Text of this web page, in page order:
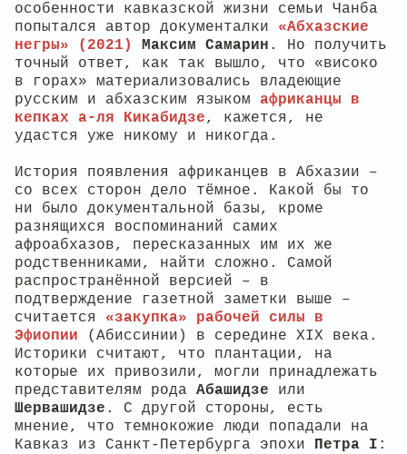
особенности кавказской жизни семьи Чанба
попытался автор документалки «Абхазские
негры» (2021)
Максим Самарин . Но получить
точный ответ, как так вышло, что «високо
в горах» материализовались владеющие
русским и абхазским языком африканцы в
кепках а-ля Кикабидзе, кажется, не
удастся уже никому и никогда.
История появления африканцев в Абхазии –
со всех сторон дело тёмное. Какой бы то
ни было документальной базы, кроме
разнящихся воспоминаний самих
афроабхазов, пересказанных им их же
родственниками, найти сложно. Самой
распространённой версией – в
подтверждение газетной заметки выше –
считается «закупка» рабочей силы в
Эфиопии (Абиссинии) в середине XIX века.
Историки считают, что плантации, на
которые их привозили, могли принадлежать
представителям рода Абашидзе или
Шервашидзе . С другой стороны, есть
мнение, что темнокожие люди попадали на
Кавказ из Санкт-Петербурга эпохи Петра I :